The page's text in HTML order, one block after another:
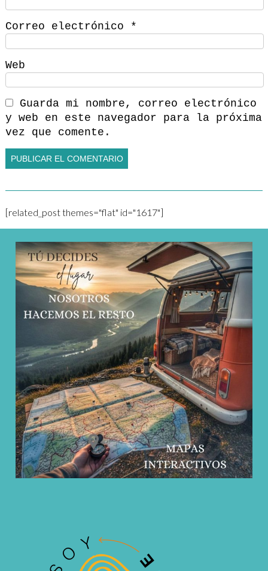
Correo electrónico *
Web
Guarda mi nombre, correo electrónico
y web en este navegador para la próxima
vez que comente.
[related_post themes="flat" id="1617"]